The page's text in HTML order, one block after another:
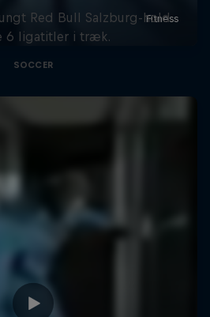
Red Bull Salzburg-hold
6 ligatitler i træk.
SOCCER